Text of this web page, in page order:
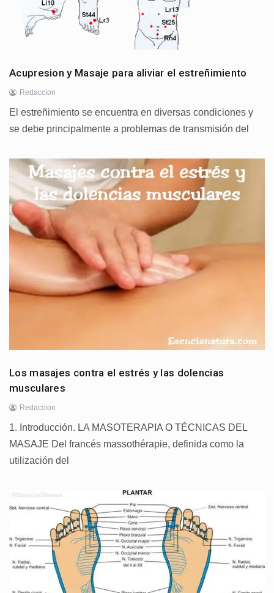
Acupresion y Masaje para aliviar el estreñimiento
Redaccion
El estreñimiento se encuentra en diversas condiciones y
se debe principalmente a problemas de transmisión del
Los masajes contra el estrés y las dolencias
musculares
Redaccion
1. Introducción. LA MASOTERAPIA O TÉCNICAS DEL
MASAJE Del francés massothérapie, definida como la
utilización del